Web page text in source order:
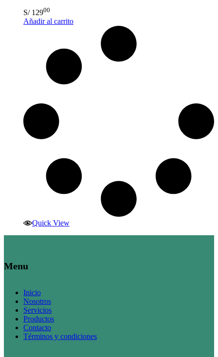
S/12900
Añadir al carrito
Quick View
Menu
Inicio
Nosotros
Servicios
Productos
Contacto
Términos y condiciones